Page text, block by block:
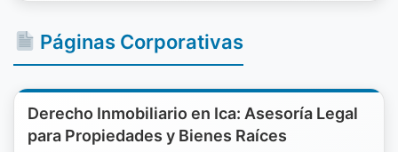
Páginas Corporativas
Derecho Inmobiliario en Ica: Asesoría Legal
para Propiedades y Bienes Raíces